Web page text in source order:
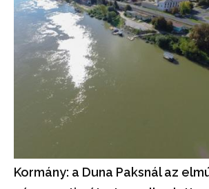
Kormány: a Duna Paksnál az